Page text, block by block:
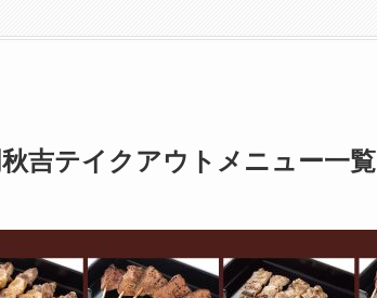
吉テイクアウトメニュー一覧